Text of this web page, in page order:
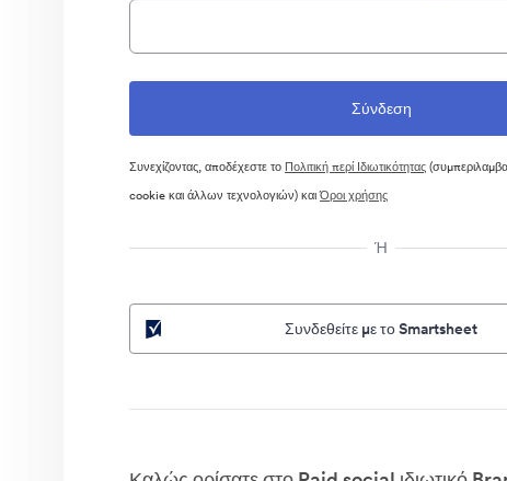
Συνεχίζοντας, αποδέχεστε το Πολιτική περί Ιδιωτικότητας
cookie και άλλων τεχνολογιών) καιΌροι χρήσης
Ή
Συνδεθείτε με το Smartsheet